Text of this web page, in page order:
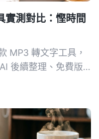
測對比：慳時間
MP3 轉文字工具，
後續整理、免費版